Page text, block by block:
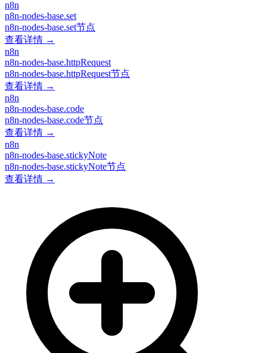
n8n
n8n-nodes-base.set
n8n-nodes-base.set节点
查看详情 →
n8n
n8n-nodes-base.httpRequest
n8n-nodes-base.httpRequest节点
查看详情 →
n8n
n8n-nodes-base.code
n8n-nodes-base.code节点
查看详情 →
n8n
n8n-nodes-base.stickyNote
n8n-nodes-base.stickyNote节点
查看详情 →